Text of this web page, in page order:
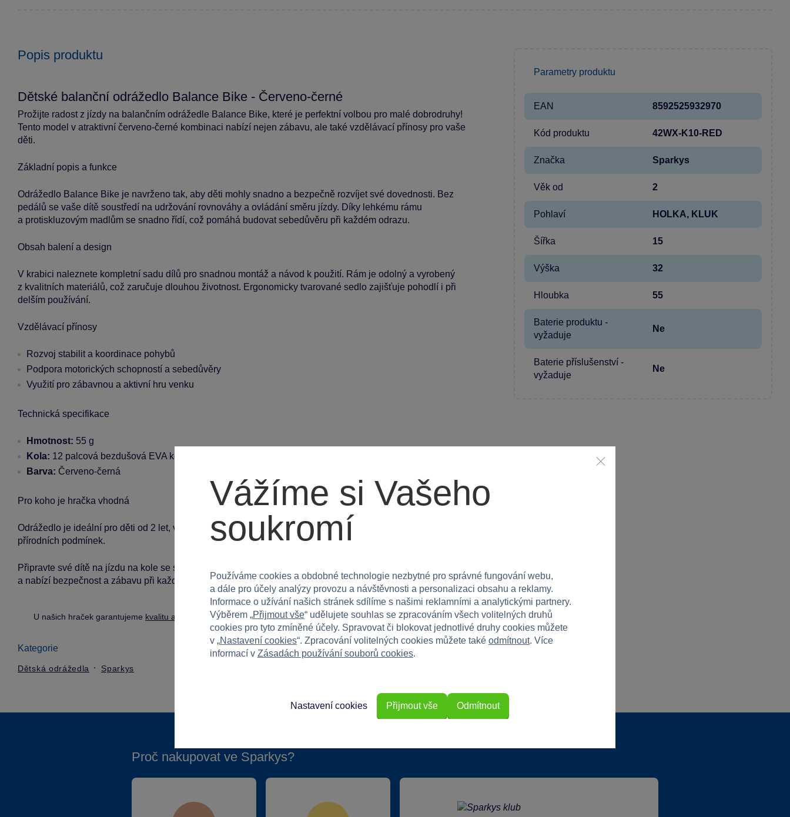
Popis produktu
Dětské balanční odrážedlo Balance Bike - Červeno-černé
Prožijte radost z jízdy na balančním odrážedle Balance Bike, které je perfektní volbou pro malé dobrodruhy!
Tento model v atraktivní červeno-černé kombinaci nabízí nejen zábavu, ale také vzdělávací přínosy pro vaše
děti.
Základní popis a funkce
Odrážedlo Balance Bike je navrženo tak, aby děti mohly snadno a bezpečně rozvíjet své dovednosti. Bez
pedálů se vaše dítě soustředí na udržování rovnováhy a ovládání směru jízdy. Díky lehkému rámu
a protiskluzovým madlům se snadno řídí, což pomáhá budovat sebedůvěru při každém odrazu.
Obsah balení a design
V krabici naleznete kompletní sadu dílů pro snadnou montáž a návod k použití. Rám je odolný a vyrobený
z kvalitních materiálů, což zaručuje dlouhou životnost. Ergonomicky tvarované sedlo zajišťuje pohodlí i při
delším používání.
Vzdělávací přínosy
Rozvoj stabilit a koordinace pohybů
Podpora motorických schopností a sebedůvěry
Využití pro zábavnou a aktivní hru venku
Technická specifikace
Hmotnost: 55 g
Kola: 12 palcová bezdušová EVA kola
Barva: Červeno-černá
Pro koho je hračka vhodná
Odrážedlo je ideální pro děti od 2 let, vhodné pro kluky i holky. Skvělá volba jak do městských, tak do
přírodních podmínek.
Připravte své dítě na jízdu na kole se stylem a pohodlím! Odrážedlo je dodáváno v praktickém přepravním boxu
a nabízí bezpečnost a zábavu při každé jízdě.
U našich hraček garantujeme kvalitu a bezpečnost.
Kategorie
Dětská odrážedla Sparkys
Parametry produktu
EAN 8592525932970
Kód produktu 42WX-K10-RED
Značka Sparkys
Věk od 2
Pohlaví HOLKA, KLUK
Šířka 15
Výška 32
Hloubka 55
Baterie produktu -
vyžaduje
Ne
Baterie příslušenství -
vyžaduje
Ne
Proč nakupovat ve Sparkys?
Vážíme si Vašeho
soukromí
Používáme cookies a obdobné technologie nezbytné pro správné fungování webu,
a dále pro účely analýzy provozu a návštěvnosti a personalizaci obsahu a reklamy.
Informace o užívání našich stránek sdílíme s našimi reklamními a analytickými partnery.
Výběrem „Přijmout vše“ udělujete souhlas se zpracováním všech volitelných druhů
cookies pro tyto zmíněné účely. Spravovat či blokovat jednotlivé druhy cookies můžete
v „Nastavení cookies“. Zpracování volitelných cookies můžete také odmítnout. Více
informací v Zásadách používání souborů cookies.
Odmítnout
Nastavení cookies Přijmout vše